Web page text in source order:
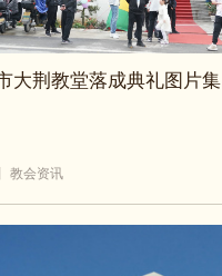
大荆教堂落成典礼图片集
教会资讯